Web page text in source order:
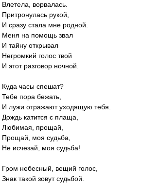
Влетела, ворвалась.
Притронулась рукой,
И сразу стала мне родной.
Меня на помощь звал
И тайну открывал
Негромкий голос твой
И этот разговор ночной.
Куда часы спешат?
Тебе пора бежать,
И лужи отражают уходящую тебя.
Дождь катится с плаща,
Любимая, прощай,
Прощай, моя судьба,
Не исчезай, моя судьба!
Гром небесный, вещий голос,
Знак такой зовут судьбой.